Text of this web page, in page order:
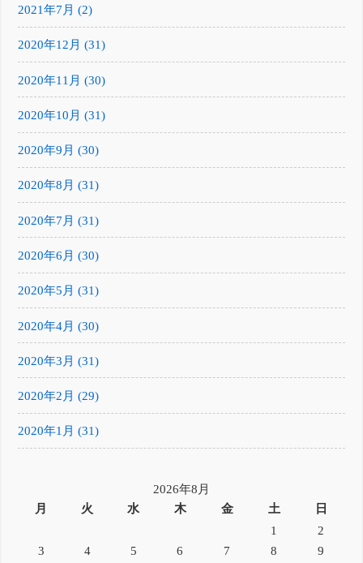
2021年7月 (2)
2020年12月 (31)
2020年11月 (30)
2020年10月 (31)
2020年9月 (30)
2020年8月 (31)
2020年7月 (31)
2020年6月 (30)
2020年5月 (31)
2020年4月 (30)
2020年3月 (31)
2020年2月 (29)
2020年1月 (31)
2026年8月
月
火 水 木 金 土
日
1
2
3
4 5 6 7 8
9